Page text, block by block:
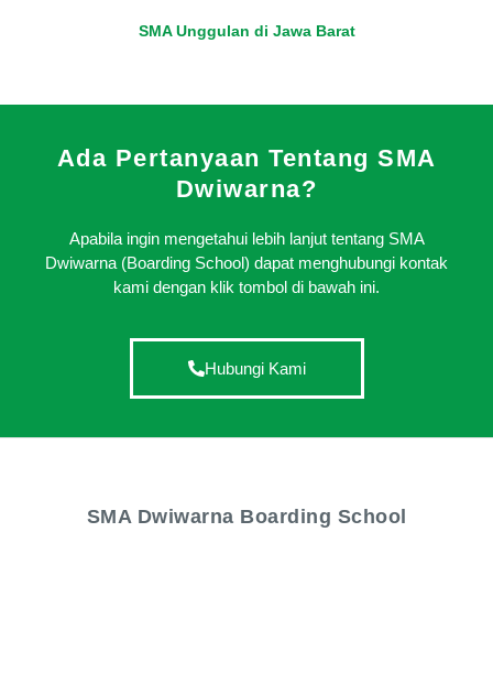
SMA Unggulan di Jawa Barat
Ada Pertanyaan Tentang SMA
Dwiwarna?
Apabila ingin mengetahui lebih lanjut tentang SMA
Dwiwarna (Boarding School) dapat menghubungi kontak
kami dengan klik tombol di bawah ini.
Hubungi Kami
SMA Dwiwarna Boarding School